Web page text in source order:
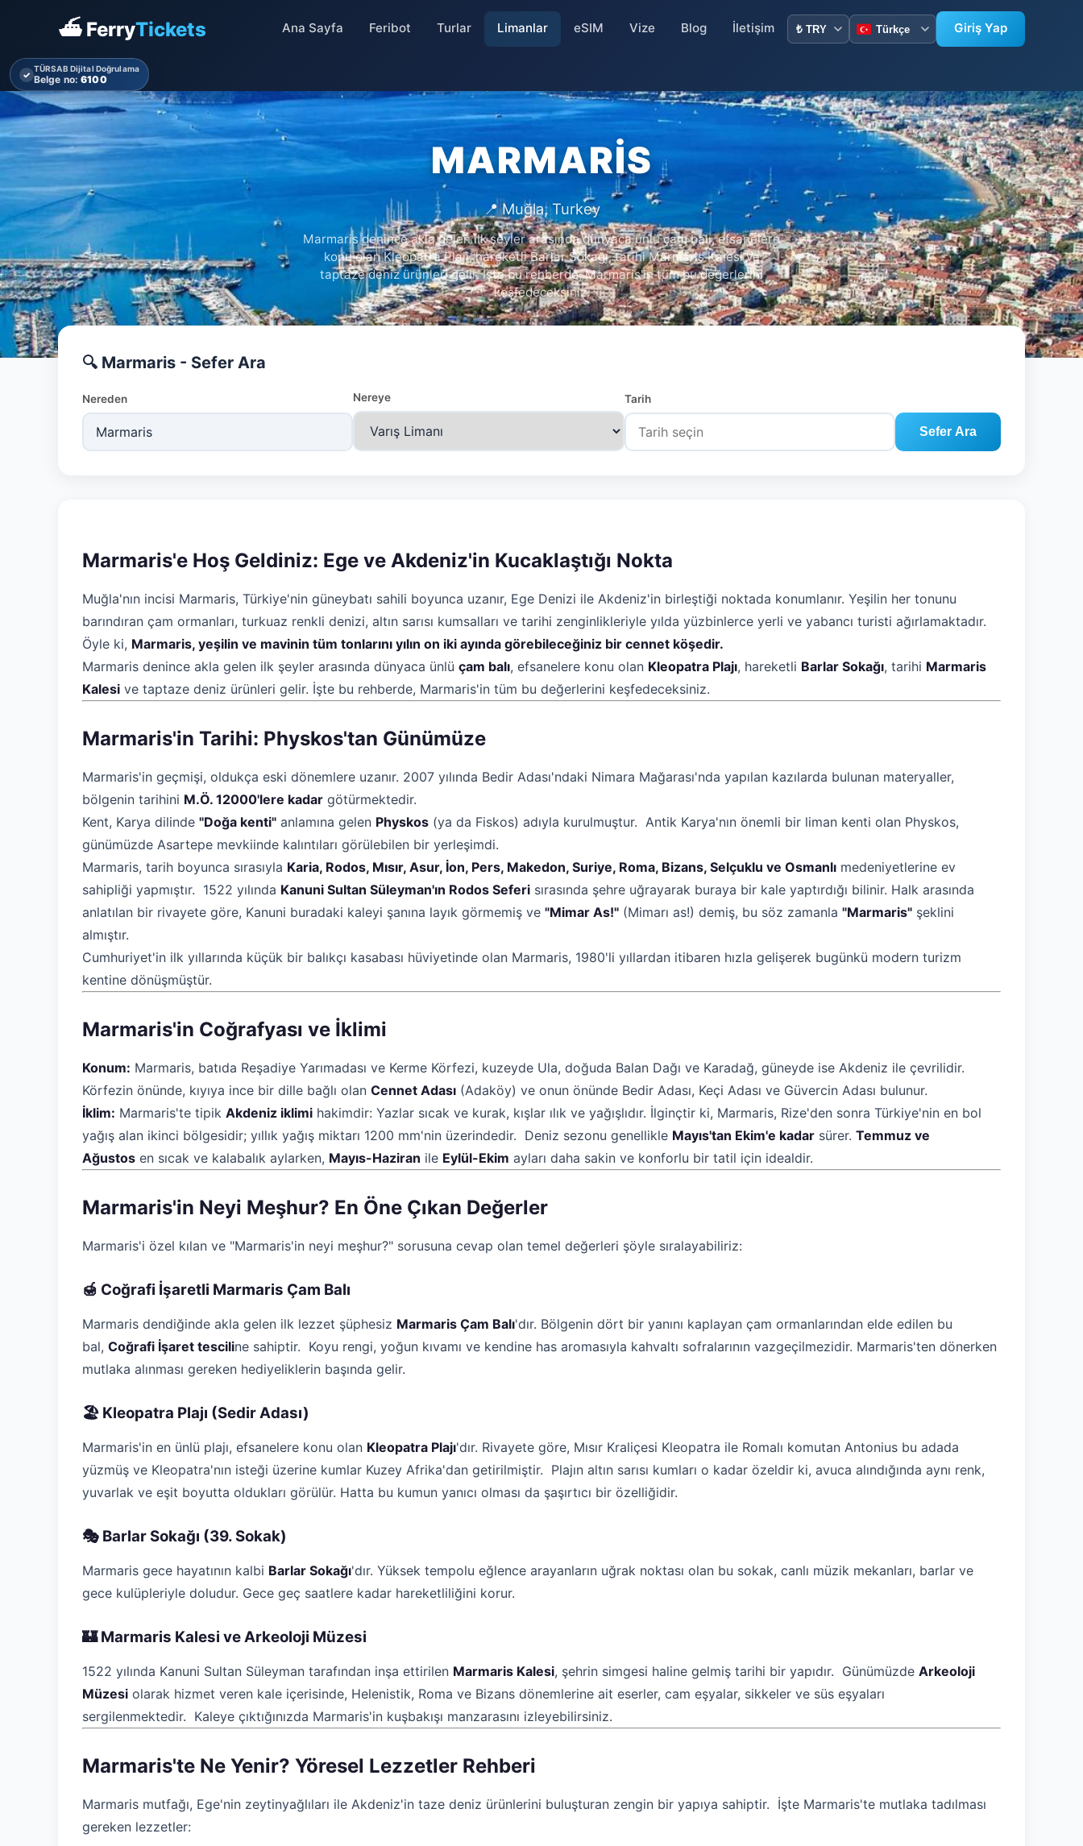
⛴ FerryTickets Ana Sayfa Feribot Turlar Limanlar eSIM Vize Blog İletişim Giriş Yap
✓
TÜRSAB Dijital Doğrulama
Belge no: 6100
MARMARIS
📍 Muğla, Turkey
Marmaris denince akla gelen ilk şeyler arasında dünyaca ünlü çam balı, efsanelere
konu olan Kleopatra Plajı, hareketli Barlar Sokağı, tarihi Marmaris Kalesi ve
taptaze deniz ürünleri gelir. İşte bu rehberde, Marmaris'in tüm bu değerlerini
keşfedeceksiniz.
🔍 Marmaris - Sefer Ara
Nereden Nereye Tarih
Sefer Ara
Marmaris'e Hoş Geldiniz: Ege ve Akdeniz'in Kucaklaştığı Nokta
Muğla'nın incisi Marmaris, Türkiye'nin güneybatı sahili boyunca uzanır, Ege Denizi ile Akdeniz'in birleştiği noktada konumlanır. Yeşilin her tonunu
barındıran çam ormanları, turkuaz renkli denizi, altın sarısı kumsalları ve tarihi zenginlikleriyle yılda yüzbinlerce yerli ve yabancı turisti ağırlamaktadır.
Öyle ki, Marmaris, yeşilin ve mavinin tüm tonlarını yılın on iki ayında görebileceğiniz bir cennet köşedir.
Marmaris denince akla gelen ilk şeyler arasında dünyaca ünlü çam balı, efsanelere konu olan Kleopatra Plajı, hareketli Barlar Sokağı, tarihi Marmaris
Kalesi ve taptaze deniz ürünleri gelir. İşte bu rehberde, Marmaris'in tüm bu değerlerini keşfedeceksiniz.
Marmaris'in Tarihi: Physkos'tan Günümüze
Marmaris'in geçmişi, oldukça eski dönemlere uzanır. 2007 yılında Bedir Adası'ndaki Nimara Mağarası'nda yapılan kazılarda bulunan materyaller,
bölgenin tarihini M.Ö. 12000'lere kadar götürmektedir.
Kent, Karya dilinde "Doğa kenti" anlamına gelen Physkos (ya da Fiskos) adıyla kurulmuştur. Antik Karya'nın önemli bir liman kenti olan Physkos,
günümüzde Asartepe mevkiinde kalıntıları görülebilen bir yerleşimdi.
Marmaris, tarih boyunca sırasıyla Karia, Rodos, Mısır, Asur, İon, Pers, Makedon, Suriye, Roma, Bizans, Selçuklu ve Osmanlı medeniyetlerine ev
sahipliği yapmıştır. 1522 yılında Kanuni Sultan Süleyman'ın Rodos Seferi sırasında şehre uğrayarak buraya bir kale yaptırdığı bilinir. Halk arasında
anlatılan bir rivayete göre, Kanuni buradaki kaleyi şanına layık görmemiş ve "Mimar As!" (Mimarı as!) demiş, bu söz zamanla "Marmaris" şeklini
almıştır.
Cumhuriyet'in ilk yıllarında küçük bir balıkçı kasabası hüviyetinde olan Marmaris, 1980'li yıllardan itibaren hızla gelişerek bugünkü modern turizm
kentine dönüşmüştür.
Marmaris'in Coğrafyası ve İklimi
Konum: Marmaris, batıda Reşadiye Yarımadası ve Kerme Körfezi, kuzeyde Ula, doğuda Balan Dağı ve Karadağ, güneyde ise Akdeniz ile çevrilidir.
Körfezin önünde, kıyıya ince bir dille bağlı olan Cennet Adası (Adaköy) ve onun önünde Bedir Adası, Keçi Adası ve Güvercin Adası bulunur.
İklim: Marmaris'te tipik Akdeniz iklimi hakimdir: Yazlar sıcak ve kurak, kışlar ılık ve yağışlıdır. İlginçtir ki, Marmaris, Rize'den sonra Türkiye'nin en bol
yağış alan ikinci bölgesidir; yıllık yağış miktarı 1200 mm'nin üzerindedir. Deniz sezonu genellikle Mayıs'tan Ekim'e kadar sürer. Temmuz ve
Ağustos en sıcak ve kalabalık aylarken, Mayıs-Haziran ile Eylül-Ekim ayları daha sakin ve konforlu bir tatil için idealdir.
Marmaris'in Neyi Meşhur? En Öne Çıkan Değerler
Marmaris'i özel kılan ve "Marmaris'in neyi meşhur?" sorusuna cevap olan temel değerleri şöyle sıralayabiliriz:
🍯 Coğrafi İşaretli Marmaris Çam Balı
Marmaris dendiğinde akla gelen ilk lezzet şüphesiz Marmaris Çam Balı'dır. Bölgenin dört bir yanını kaplayan çam ormanlarından elde edilen bu
bal, Coğrafi İşaret tesciline sahiptir. Koyu rengi, yoğun kıvamı ve kendine has aromasıyla kahvaltı sofralarının vazgeçilmezidir. Marmaris'ten dönerken
mutlaka alınması gereken hediyeliklerin başında gelir.
🏖️ Kleopatra Plajı (Sedir Adası)
Marmaris'in en ünlü plajı, efsanelere konu olan Kleopatra Plajı'dır. Rivayete göre, Mısır Kraliçesi Kleopatra ile Romalı komutan Antonius bu adada
yüzmüş ve Kleopatra'nın isteği üzerine kumlar Kuzey Afrika'dan getirilmiştir. Plajın altın sarısı kumları o kadar özeldir ki, avuca alındığında aynı renk,
yuvarlak ve eşit boyutta oldukları görülür. Hatta bu kumun yanıcı olması da şaşırtıcı bir özelliğidir.
🎭 Barlar Sokağı (39. Sokak)
Marmaris gece hayatının kalbi Barlar Sokağı'dır. Yüksek tempolu eğlence arayanların uğrak noktası olan bu sokak, canlı müzik mekanları, barlar ve
gece kulüpleriyle doludur. Gece geç saatlere kadar hareketliliğini korur.
🏰 Marmaris Kalesi ve Arkeoloji Müzesi
1522 yılında Kanuni Sultan Süleyman tarafından inşa ettirilen Marmaris Kalesi, şehrin simgesi haline gelmiş tarihi bir yapıdır. Günümüzde Arkeoloji
Müzesi olarak hizmet veren kale içerisinde, Helenistik, Roma ve Bizans dönemlerine ait eserler, cam eşyalar, sikkeler ve süs eşyaları
sergilenmektedir. Kaleye çıktığınızda Marmaris'in kuşbakışı manzarasını izleyebilirsiniz.
Marmaris'te Ne Yenir? Yöresel Lezzetler Rehberi
Marmaris mutfağı, Ege'nin zeytinyağlıları ile Akdeniz'in taze deniz ürünlerini buluşturan zengin bir yapıya sahiptir. İşte Marmaris'te mutlaka tadılması
gereken lezzetler: